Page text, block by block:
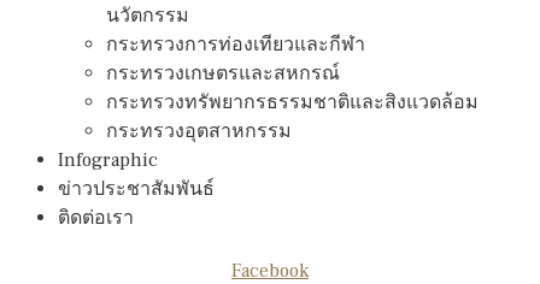
นวัตกรรม
กระทรวงการท่องเทียวและกีฬา
กระทรวงเกษตรและสหกรณ์
กระทรวงทรัพยากรธรรมชาติและสิงแวดล้อม
กระทรวงอุตสาหกรรม
Infographic
ข่าวประชาสัมพันธ์
ติดต่อเรา
Facebook